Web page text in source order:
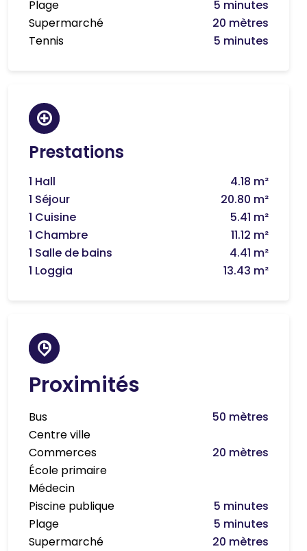
Plage
5 minutes
Supermarché
20 mètres
Tennis
5 minutes
Prestations
1 Hall
4.18 m²
1 Séjour
20.80 m²
1 Cuisine
5.41 m²
1 Chambre
11.12 m²
1 Salle de bains
4.41 m²
1 Loggia
13.43 m²
Proximités
Bus
50 mètres
Centre ville
Commerces
20 mètres
École primaire
Médecin
Piscine publique
5 minutes
Plage
5 minutes
Supermarché
20 mètres